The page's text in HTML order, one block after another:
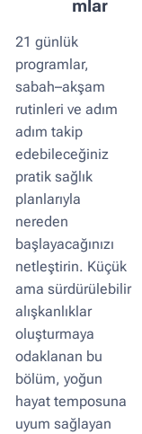
mlar
21 günlük
programlar,
sabah–akşam
rutinleri ve adım
adım takip
edebileceğiniz
pratik sağlık
planlarıyla
nereden
başlayacağınızı
netleştirin. Küçük
ama sürdürülebilir
alışkanlıklar
oluşturmaya
odaklanan bu
bölüm, yoğun
hayat temposuna
uyum sağlayan